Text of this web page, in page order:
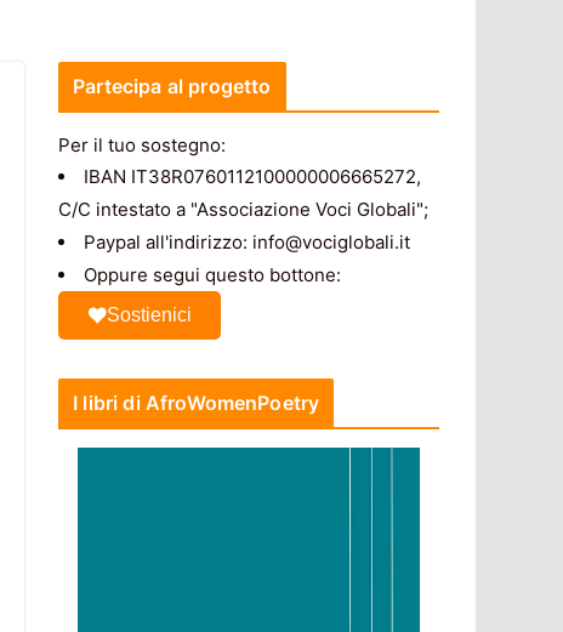
Partecipa al progetto
Per il tuo sostegno:
IBAN IT38R0760112100000006665272,
C/C intestato a "Associazione Voci Globali";
Paypal all'indirizzo: info@vociglobali.it
Oppure segui questo bottone:
Sostienici
I libri di AfroWomenPoetry